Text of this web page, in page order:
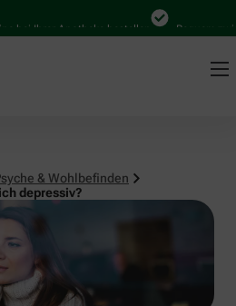
Ihrer Apotheke bestellen Bequem
& Wohlbefinden
depressiv?